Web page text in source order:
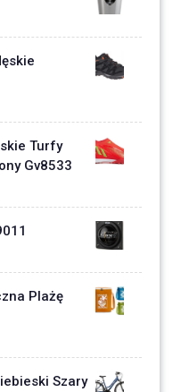
Turfy
Gv8533
Plażę
Szary